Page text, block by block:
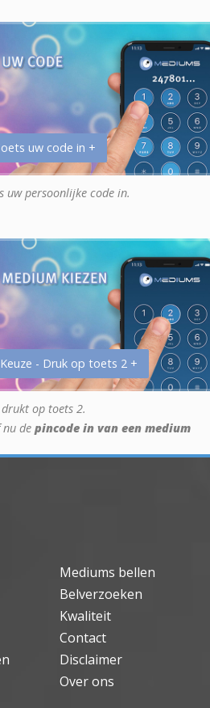
uw code in +
uw persoonlijke code in.
- Druk op toets 2 +
drukt op toets 2.
nu de pincode in van een medium
Mediums bellen
Belverzoeken
Kwaliteit
Contact
Disclaimer
Over ons